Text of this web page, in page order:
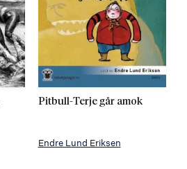
Pitbull-Terje går amok
Endre Lund Eriksen